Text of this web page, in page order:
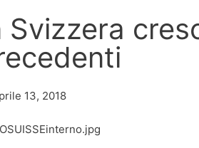
Svizzera
13, 2018